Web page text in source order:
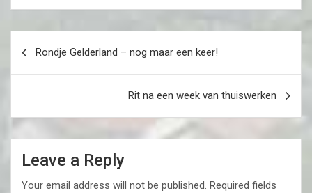
navigation
Rondje Gelderland – nog maar een keer!
Rit na een week van thuiswerken
Leave a Reply
Your email address will not be published. Required fields